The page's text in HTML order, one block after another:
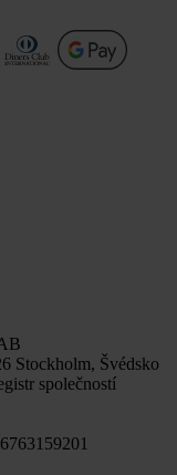
Stockholm, Švédsko
společností